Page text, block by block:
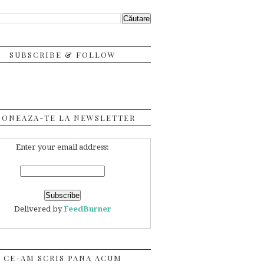
SUBSCRIBE & FOLLOW
TE LA NEWSLETTER
Enter your email address:
Delivered byFeedBurner
CE-AM SCRIS PANA ACUM